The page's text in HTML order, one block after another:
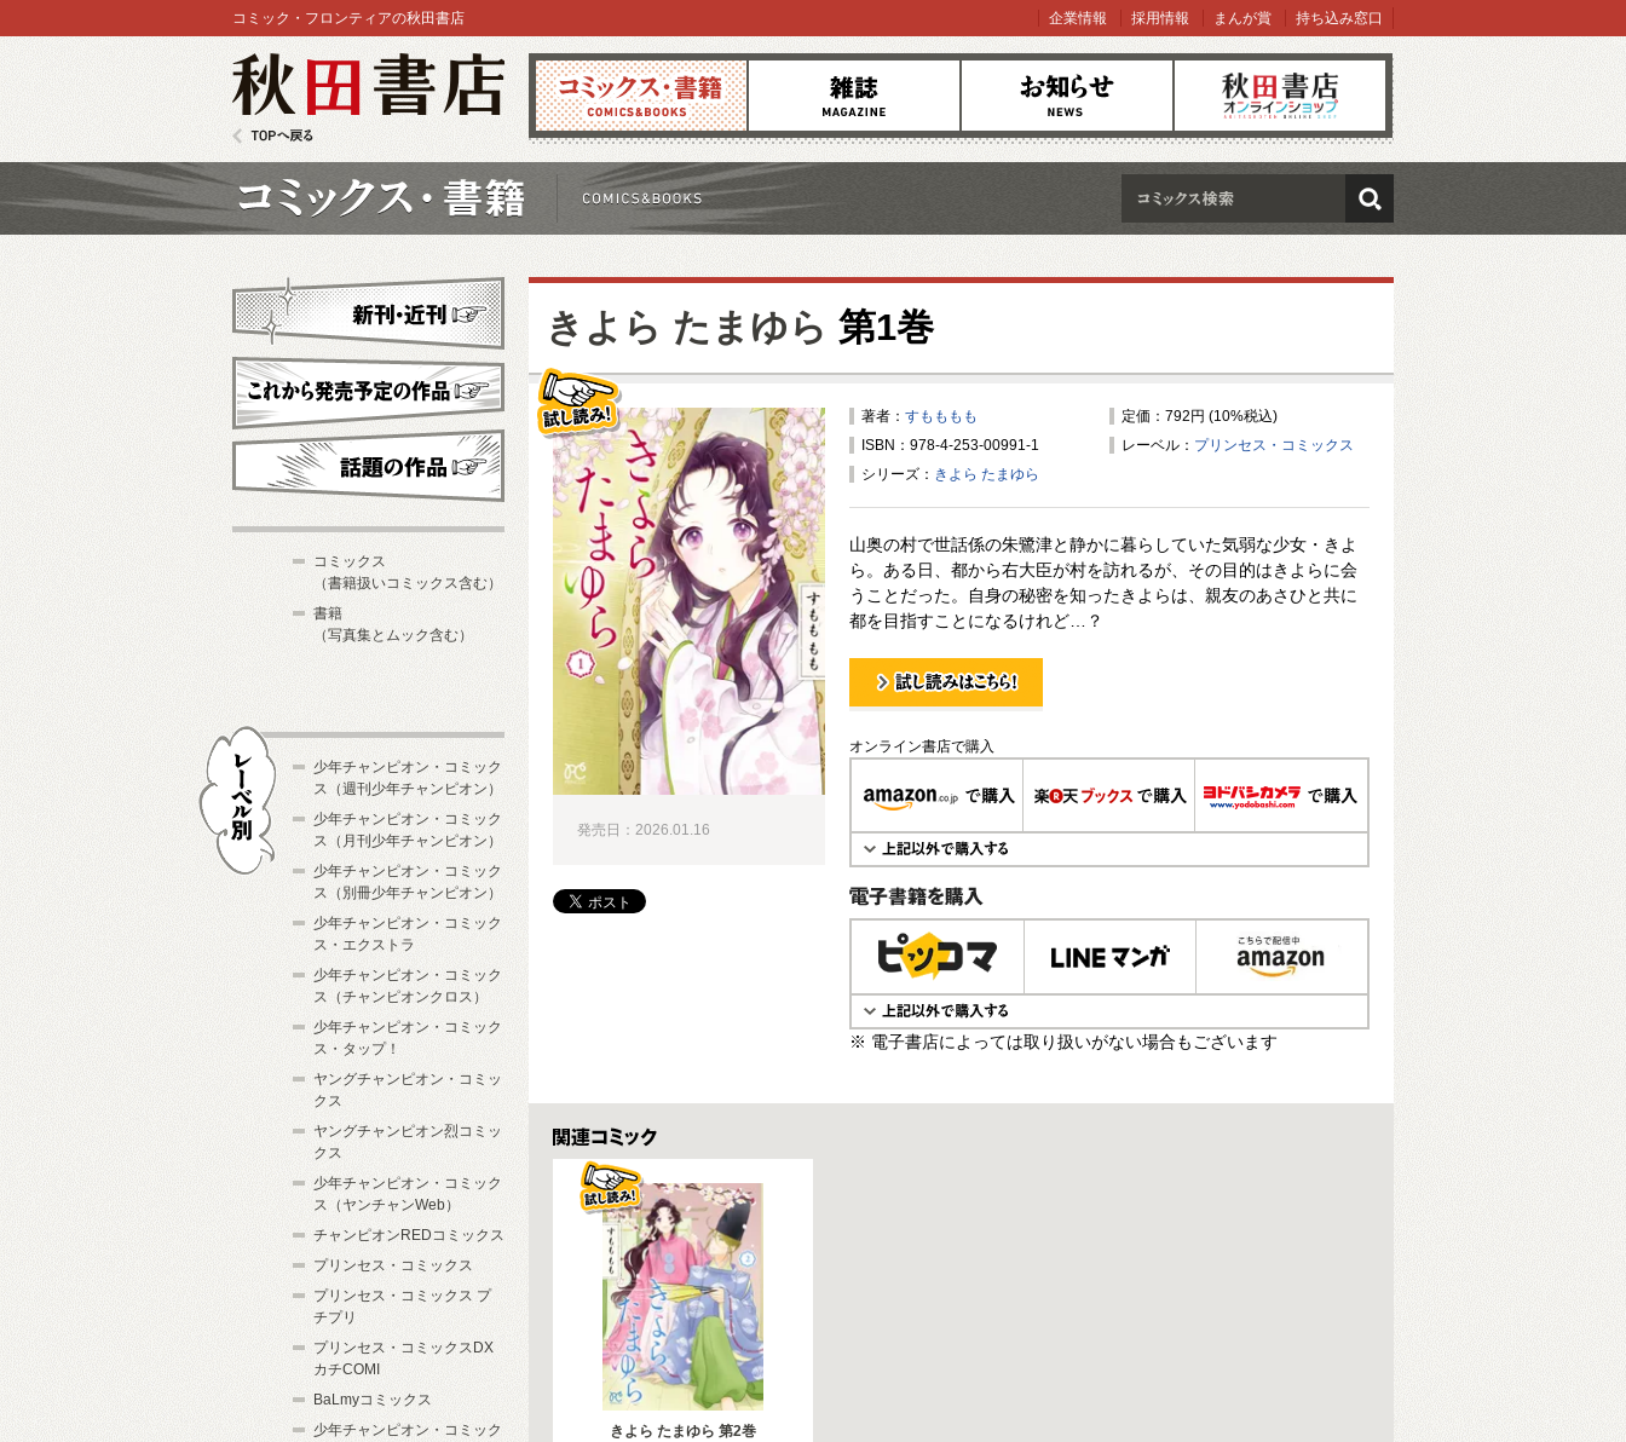
コミックス 雑誌 お知らせ オンラインショップ
コミック・フロンティアの秋田書店 企業情報 採用情報 まんが賞 持ち込み窓口
検索
きよら たまゆら 第1巻
著者： すもももも
定価：792円 (10%税込)
ISBN：978-4-253-00991-1
レーベル： プリンセス・コミックス
シリーズ： きよら たまゆら
山奥の村で世話係の朱鷺津と静かに暮らしていた気弱な少女・きよ
ら。ある日、都から右大臣が村を訪れるが、その目的はきよらに会
うことだった。自身の秘密を知ったきよらは、親友のあさひと共に
都を目指すことになるけれど…？
試し読み！
オンライン書店で購入
電子書籍で購入
※ 電子書店によっては取り扱いがない場合もございます
発売日：2026.01.16
関連コミックス
きよら たまゆら 第2巻
新刊・近刊
これから発売予定
コミックス
（書籍扱いコミックス含む）
書籍
（写真集とムック含む）
少年チャンピオン・コミック
ス（週刊少年チャンピオン）
少年チャンピオン・コミック
ス（月刊少年チャンピオン）
少年チャンピオン・コミック
ス（別冊少年チャンピオン）
少年チャンピオン・コミック
ス・エクストラ
少年チャンピオン・コミック
ス（チャンピオンクロス）
少年チャンピオン・コミック
ス・タップ！
ヤングチャンピオン・コミッ
クス
ヤングチャンピオン烈コミッ
クス
少年チャンピオン・コミック
ス（ヤンチャンWeb）
チャンピオンREDコミックス
プリンセス・コミックス
プリンセス・コミックス プ
チプリ
プリンセス・コミックスDX
カチCOMI
BaLmyコミックス
少年チャンピオン・コミック